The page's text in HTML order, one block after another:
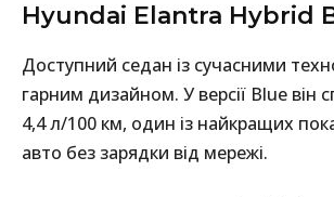
Hyundai Elantra Hybrid
Доступний седан із сучасними
гарним дизайном. У версії Blue він
4,4 л/100 км, один із найкращих
авто без зарядки від мережі.